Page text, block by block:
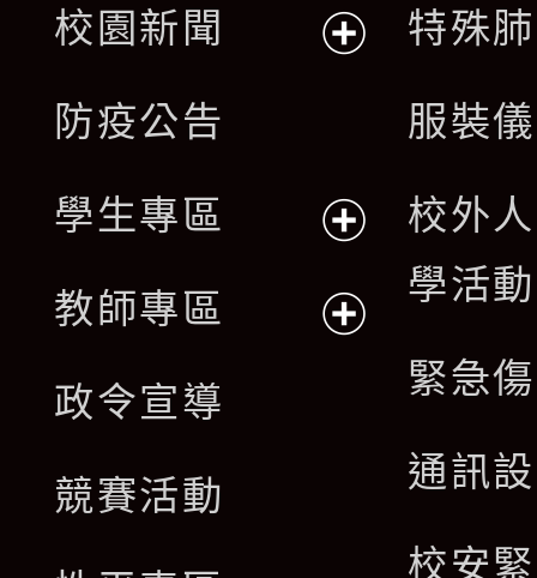
開
單
校園新聞
選
單
防疫公告
學生專區
開
教師專區
政令宣導
競賽活動
特殊
服裝
校外
學活
緊急
通訊
校安